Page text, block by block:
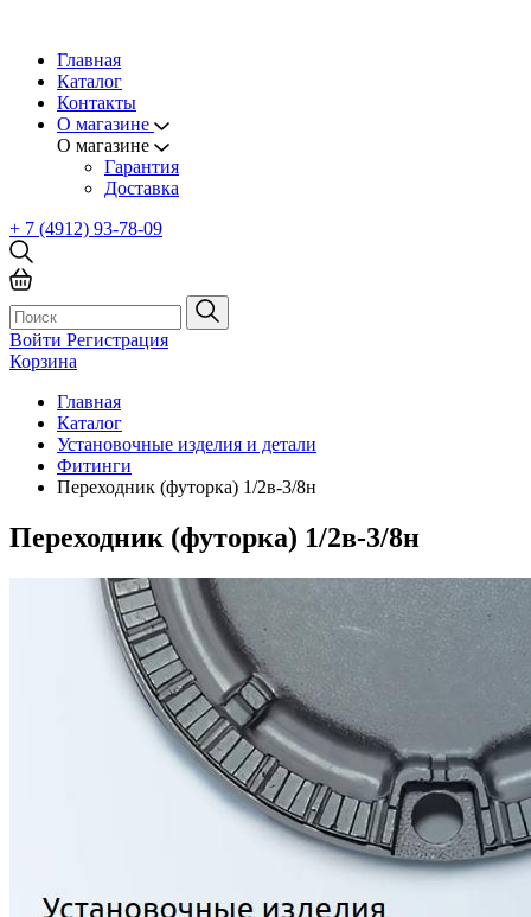
Главная
Каталог
Контакты
О магазине
О магазине
Гарантия
Доставка
+ 7 (4912) 93-78-09
Войти Регистрация
Корзина
Главная
Каталог
Установочные изделия и детали
Фитинги
Переходник (футорка) 1/2в-3/8н
Переходник (футорка) 1/2в-3/8н